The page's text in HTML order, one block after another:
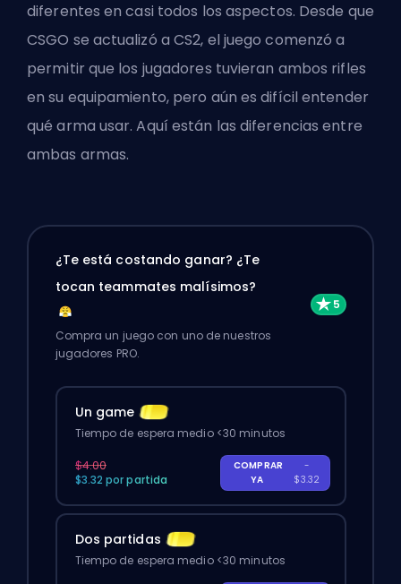
diferentes en casi todos los aspectos. Desde que
CSGO se actualizó a CS2, el juego comenzó a
permitir que los jugadores tuvieran ambos rifles
en su equipamiento, pero aún es difícil entender
qué arma usar. Aquí están las diferencias entre
ambas armas.
¿Te está costando ganar? ¿Te
tocan teammates malísimos?
Compra un juego con uno de nuestros
jugadores PRO.
Un game
Tiempo de espera medio <30 minutos
$4.00
$3.32 por partida
COMPRAR
YA
-
$3.32
Dos partidas
Tiempo de espera medio <30 minutos